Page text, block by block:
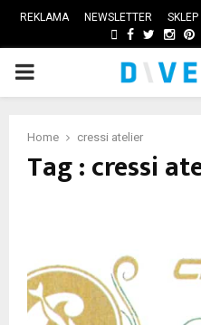
REKLAMA NEWSLETTER SKLEP
FACEBOOK
PRIMARY
Home cressi atelier
Tag : cressi